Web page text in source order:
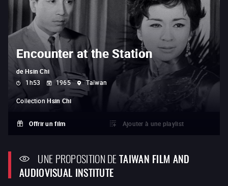
Encounter at the Station
de Hsin Chi
1h53
1965 Taïwan
CollectionHsin Chi
Offrir un film Ajouter à une playlist
UNE PROPOSITION DETAIWAN FILM AND
AUDIOVISUAL INSTITUTE